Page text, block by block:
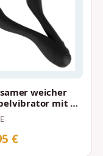
weicher
mit 2
und 7
Jü…
€